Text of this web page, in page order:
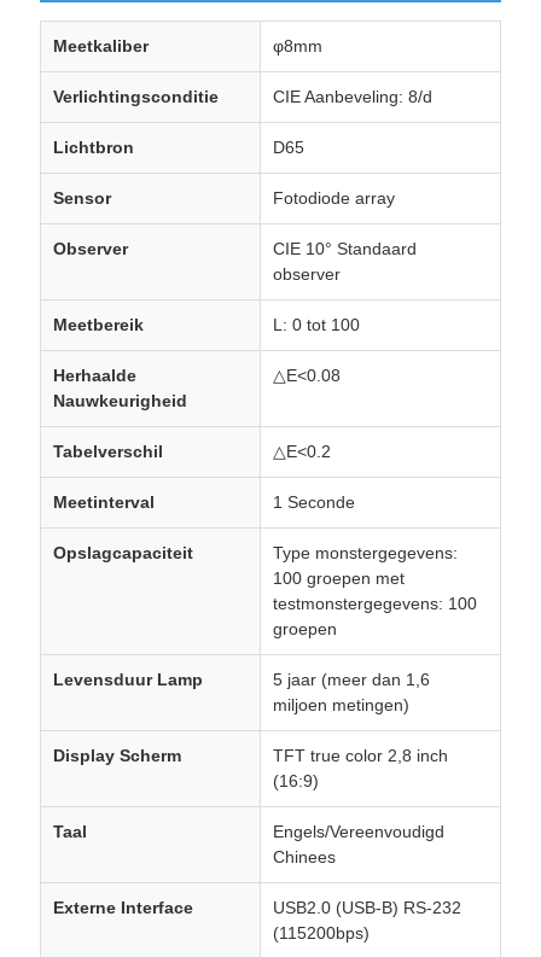
Meetkaliber φ8mm
Verlichtingsconditie CIE Aanbeveling: 8/d
Lichtbron D65
Sensor Fotodiode array
Observer
CIE 10° Standaard
observer
Meetbereik L: 0 tot 100
Herhaalde
Nauwkeurigheid
△E<0.08
Tabelverschil △E<0.2
Meetinterval 1 Seconde
Opslagcapaciteit
Type monstergegevens:
100 groepen met
testmonstergegevens: 100
groepen
Levensduur Lamp
5 jaar (meer dan 1,6
miljoen metingen)
Display Scherm
TFT true color 2,8 inch
(16:9)
Taal
Engels/Vereenvoudigd
Chinees
Externe Interface
USB2.0 (USB-B) RS-232
(115200bps)